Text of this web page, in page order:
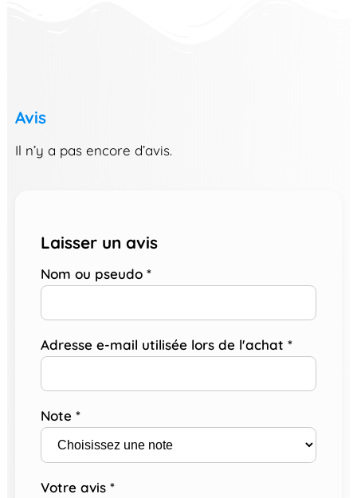
Avis
Il n’y a pas encore d’avis.
Laisser un avis
Nom ou pseudo *
Adresse e-mail utilisée lors de l'achat *
Note *
Votre avis *